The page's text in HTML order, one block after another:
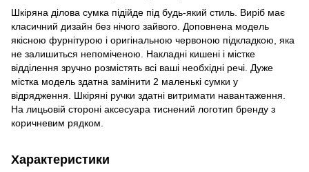
Шкіряна ділова сумка підійде під будь-який стиль. Виріб має
класичний дизайн без нічого зайвого. Доповнена модель
якісною фурнітурою і оригінальною червоною підкладкою, яка
не залишиться непоміченою. Накладні кишені і містке
відділення зручно розмістять всі ваші необхідні речі. Дуже
містка модель здатна замінити 2 маленькі сумки у
відрядження. Шкіряні ручки здатні витримати навантаження.
На лицьовій стороні аксесуара тиснений логотип бренду з
коричневим рядком.
Характеристики